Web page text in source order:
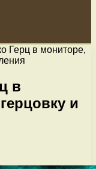
Герц в мониторе,
в
и